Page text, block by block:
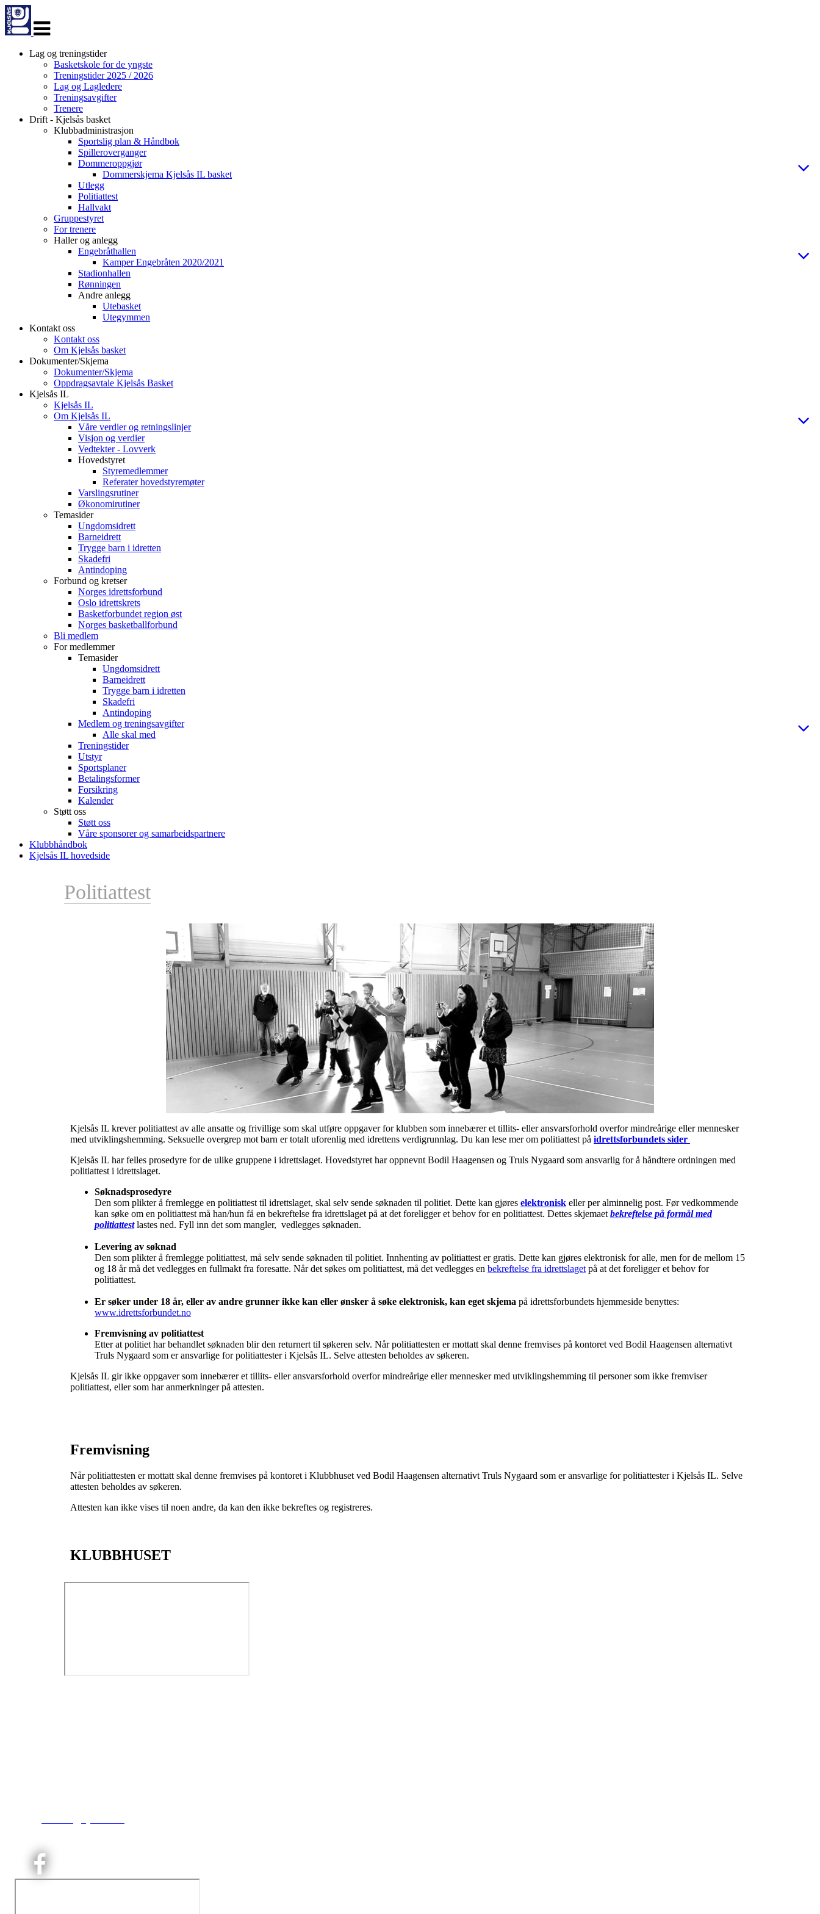
navigasjon
Lag og treningstider
Basketskole for de yngste
Treningstider 2025 / 2026
Lag og Lagledere
Treningsavgifter
Trenere
Drift - Kjelsås basket
Klubbadministrasjon
Sportslig plan & Håndbok
Spilleroverganger
Dommeroppgjør
Dommerskjema Kjelsås IL basket
Utlegg
Politiattest
Hallvakt
Gruppestyret
For trenere
Haller og anlegg
Engebråthallen
Kamper Engebråten 2020/2021
Stadionhallen
Rønningen
Andre anlegg
Utebasket
Utegymmen
Kontakt oss
Kontakt oss
Om Kjelsås basket
Dokumenter/Skjema
Dokumenter/Skjema
Oppdragsavtale Kjelsås Basket
Kjelsås IL
Kjelsås IL
Om Kjelsås IL
Våre verdier og retningslinjer
Visjon og verdier
Vedtekter - Lovverk
Hovedstyret
Styremedlemmer
Referater hovedstyremøter
Varslingsrutiner
Økonomirutiner
Temasider
Ungdomsidrett
Barneidrett
Trygge barn i idretten
Skadefri
Antindoping
Forbund og kretser
Norges idrettsforbund
Oslo idrettskrets
Basketforbundet region øst
Norges basketballforbund
Bli medlem
For medlemmer
Temasider
Ungdomsidrett
Barneidrett
Trygge barn i idretten
Skadefri
Antindoping
Medlem og treningsavgifter
Alle skal med
Treningstider
Utstyr
Sportsplaner
Betalingsformer
Forsikring
Kalender
Støtt oss
Støtt oss
Våre sponsorer og samarbeidspartnere
Klubbhåndbok
Kjelsås IL hovedside
Politiattest
Kjelsås IL krever politiattest av alle ansatte og frivillige som skal utføre oppgaver for klubben som innebærer et tillits- eller ansvarsforhold overfor mindreårige eller mennesker
med utviklingshemming. Seksuelle overgrep mot barn er totalt uforenlig med idrettens verdigrunnlag. Du kan lese mer om politiattest på idrettsforbundets sider
Kjelsås IL har felles prosedyre for de ulike gruppene i idrettslaget. Hovedstyret har oppnevnt Bodil Haagensen og Truls Nygaard som ansvarlig for å håndtere ordningen med
politiattest i idrettslaget.
Søknadsprosedyre
Den som plikter å fremlegge en politiattest til idrettslaget, skal selv sende søknaden til politiet. Dette kan gjøres elektronisk eller per alminnelig post. Før vedkommende
kan søke om en politiattest må han/hun få en bekreftelse fra idrettslaget på at det foreligger et behov for en politiattest. Dettes skjemaet bekreftelse på formål med
politiattest lastes ned. Fyll inn det som mangler, vedlegges søknaden.
Levering av søknad
Den som plikter å fremlegge politiattest, må selv sende søknaden til politiet. Innhenting av politiattest er gratis. Dette kan gjøres elektronisk for alle, men for de mellom 15
og 18 år må det vedlegges en fullmakt fra foresatte. Når det søkes om politiattest, må det vedlegges en bekreftelse fra idrettslaget på at det foreligger et behov for
politiattest.
Er søker under 18 år, eller av andre grunner ikke kan eller ønsker å søke elektronisk, kan eget skjema på idrettsforbundets hjemmeside benyttes:
www.idrettsforbundet.no
Fremvisning av politiattest
Etter at politiet har behandlet søknaden blir den returnert til søkeren selv. Når politiattesten er mottatt skal denne fremvises på kontoret ved Bodil Haagensen alternativt
Truls Nygaard som er ansvarlige for politiattester i Kjelsås IL. Selve attesten beholdes av søkeren.
Kjelsås IL gir ikke oppgaver som innebærer et tillits- eller ansvarsforhold overfor mindreårige eller mennesker med utviklingshemming til personer som ikke fremviser
politiattest, eller som har anmerkninger på attesten.
Fremvisning
Når politiattesten er mottatt skal denne fremvises på kontoret i Klubbhuset ved Bodil Haagensen alternativt Truls Nygaard som er ansvarlige for politiattester i Kjelsås IL. Selve
attesten beholdes av søkeren.
Attesten kan ikke vises til noen andre, da kan den ikke bekreftes og registreres.
KLUBBHUSET